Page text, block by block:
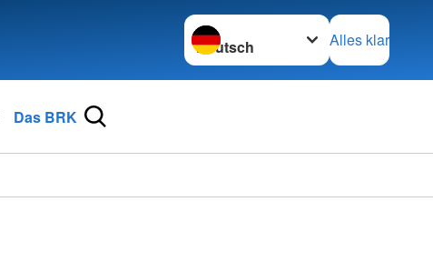
Sprache wechseln zu
Alles klar
Das BRK